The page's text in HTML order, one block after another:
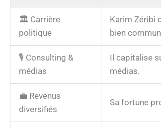
🏛️ Carrière
politique
Karim Zéribi
bien
🎙️ Consulting &
médias
Il capitalise
médias.
💼 Revenus
diversifiés
Sa fortune